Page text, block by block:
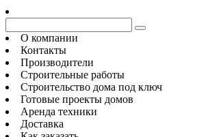
О компании
Контакты
Производители
Строительные работы
Строительство дома под ключ
Готовые проекты домов
Аренда техники
Доставка